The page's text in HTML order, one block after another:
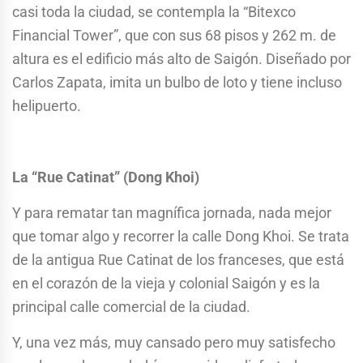
casi toda la ciudad, se contempla la “Bitexco
Financial Tower”, que con sus 68 pisos y 262 m. de
altura es el edificio más alto de Saigón. Diseñado por
Carlos Zapata, imita un bulbo de loto y tiene incluso
helipuerto.
La “Rue Catinat” (Dong Khoi)
Y para rematar tan magnífica jornada, nada mejor
que tomar algo y recorrer la calle Dong Khoi. Se trata
de la antigua Rue Catinat de los franceses, que está
en el corazón de la vieja y colonial Saigón y es la
principal calle comercial de la ciudad.
Y, una vez más, muy cansado pero muy satisfecho